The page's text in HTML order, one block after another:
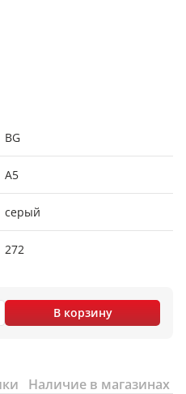
BG
А5
серый
272
В корзину
Наличие в магазинах